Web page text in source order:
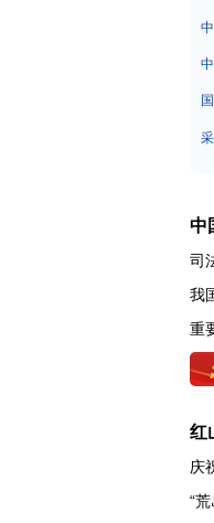
中
司
我
重
红
庆
“